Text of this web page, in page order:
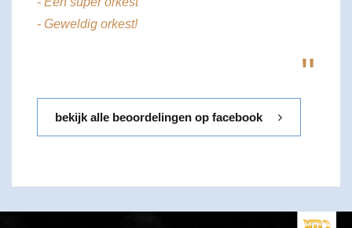
- Geweldig orkest!
"
bekijk alle beoordelingen op facebook